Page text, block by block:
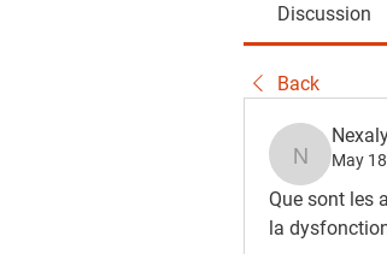
Discussion
Back
May
Que sont les
la